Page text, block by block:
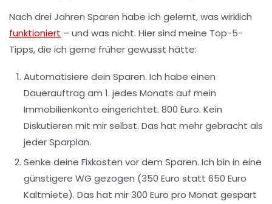
Nach drei Jahren Sparen habe ich gelernt, was wirklich
funktioniert – und was nicht. Hier sind meine Top-5-
Tipps, die ich gerne früher gewusst hätte:
Automatisiere dein Sparen. Ich habe einen
Dauerauftrag am 1. jedes Monats auf mein
Immobilienkonto eingerichtet. 800 Euro. Kein
Diskutieren mit mir selbst. Das hat mehr gebracht als
jeder Sparplan.
Senke deine Fixkosten vor dem Sparen. Ich bin in eine
günstigere WG gezogen (350 Euro statt 650 Euro
Kaltmiete). Das hat mir 300 Euro pro Monat gespart